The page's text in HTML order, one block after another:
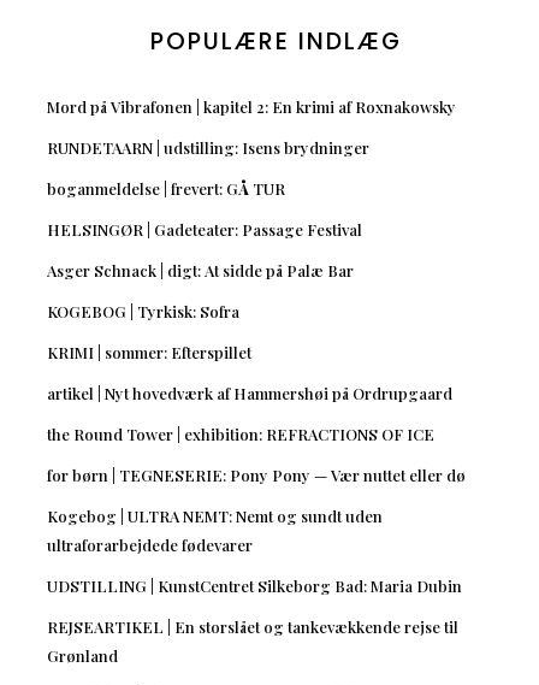
POPULÆRE INDLÆG
Mord på Vibrafonen | kapitel 2: En krimi af Roxnakowsky
RUNDETAARN | udstilling: Isens brydninger
boganmeldelse | frevert: GÅ TUR
HELSINGØR | Gadeteater: Passage Festival
Asger Schnack | digt: At sidde på Palæ Bar
KOGEBOG | Tyrkisk: Sofra
KRIMI | sommer: Efterspillet
artikel | Nyt hovedværk af Hammershøi på Ordrupgaard
the Round Tower | exhibition: REFRACTIONS OF ICE
for børn | TEGNESERIE: Pony Pony — Vær nuttet eller dø
Kogebog | ULTRA NEMT: Nemt og sundt uden
ultraforarbejdede fødevarer
UDSTILLING | KunstCentret Silkeborg Bad: Maria Dubin
REJSEARTIKEL | En storslået og tankevækkende rejse til
Grønland